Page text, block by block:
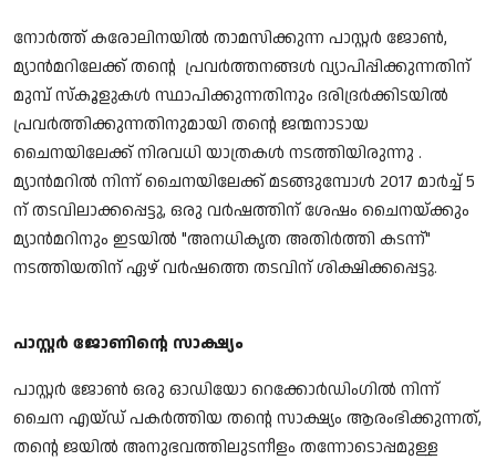
Health
Career
Bible verse
Gallery
Malayalam
നോർത്ത് കരോലിനയിൽ താമസിക്കുന്ന പാസ്റ്റർ ജോൺ,
മ്യാൻമറിലേക്ക് തൻ്റെ പ്രവർത്തനങ്ങൾ വ്യാപിപ്പിക്കുന്നതിന്
മുമ്പ് സ്‌കൂളുകൾ സ്ഥാപിക്കുന്നതിനും ദരിദ്രർക്കിടയിൽ
പ്രവർത്തിക്കുന്നതിനുമായി തൻ്റെ ജന്മനാടായ
ചൈനയിലേക്ക് നിരവധി യാത്രകൾ നടത്തിയിരുന്നു .
മ്യാൻമറിൽ നിന്ന് ചൈനയിലേക്ക് മടങ്ങുമ്പോൾ 2017 മാർച്ച് 5
ന് തടവിലാക്കപ്പെട്ടു, ഒരു വർഷത്തിന് ശേഷം ചൈനയ്ക്കും
മ്യാൻമറിനും ഇടയിൽ "അനധികൃത അതിർത്തി കടന്ന്"
നടത്തിയതിന് ഏഴ് വർഷത്തെ തടവിന് ശിക്ഷിക്കപ്പെട്ടു.
പാസ്റ്റർ ജോണിൻ്റെ സാക്ഷ്യം
പാസ്റ്റർ ജോൺ ഒരു ഓഡിയോ റെക്കോർഡിംഗിൽ നിന്ന്
ചൈന എയ്ഡ് പകർത്തിയ തൻ്റെ സാക്ഷ്യം ആരംഭിക്കുന്നത്,
തൻ്റെ ജയിൽ അനുഭവത്തിലുടനീളം തന്നോടൊപ്പമുള്ള